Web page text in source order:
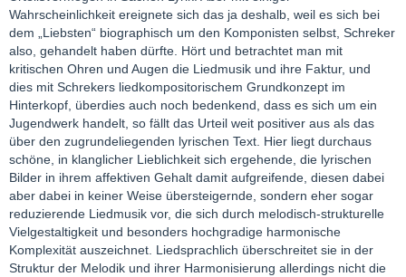
Wahrscheinlichkeit ereignete sich das ja deshalb, weil es sich bei
dem „Liebsten“ biographisch um den Komponisten selbst, Schreker
also, gehandelt haben dürfte. Hört und betrachtet man mit
kritischen Ohren und Augen die Liedmusik und ihre Faktur, und
dies mit Schrekers liedkompositorischem Grundkonzept im
Hinterkopf, überdies auch noch bedenkend, dass es sich um ein
Jugendwerk handelt, so fällt das Urteil weit positiver aus als das
über den zugrundeliegenden lyrischen Text. Hier liegt durchaus
schöne, in klanglicher Lieblichkeit sich ergehende, die lyrischen
Bilder in ihrem affektiven Gehalt damit aufgreifende, diesen dabei
aber dabei in keiner Weise übersteigernde, sondern eher sogar
reduzierende Liedmusik vor, die sich durch melodisch-strukturelle
Vielgestaltigkeit und besonders hochgradige harmonische
Komplexität auszeichnet. Liedsprachlich überschreitet sie in der
Struktur der Melodik und ihrer Harmonisierung allerdings nicht die